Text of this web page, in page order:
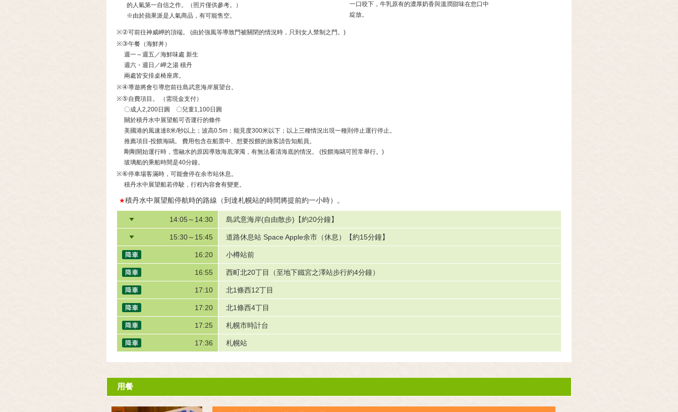
的人氣第一自信之作。（照片僅供參考。）
※由於蘋果派是人氣商品，有可能售空。
一口咬下，牛乳原有的濃厚奶香與溫潤甜味在您口中
綻放。
※②可前往神威岬的頂端。 (由於強風等導致門被關閉的情況時，只到女人禁制之門。)
※③午餐（海鮮丼）
週一～週五／海鮮味處 新生
週六・週日／岬之湯 積丹
兩處皆安排桌椅座席。
※④導遊將會引導您前往島武意海岸展望台。
※⑤自費項目。 （需現金支付）
〇成人2,200日圓 〇兒童1,100日圓
關於積丹水中展望船可否運行的條件
美國港的風速達8米/秒以上；波高0.5m；能見度300米以下；以上三種情況出現一種則停止運行停止。
推薦項目-投餵海鷗。 費用包含在船票中、想要投餵的旅客請告知船員。
剛剛開始運行時，雪融水的原因導致海底渾濁，有無法看清海底的情況。 (投餵海鷗可照常舉行。)
玻璃船的乘船時間是40分鐘。
※⑥停車場客滿時，可能會停在余市站休息。
積丹水中展望船若停駛，行程內容會有變更。
★積丹水中展望船停航時的路線（到達札幌站的時間將提前約一小時）。
14:05～14:30 島武意海岸(自由散步)【約20分鐘】
15:30～15:45 道路休息站 Space Apple余市（休息）【約15分鐘】
16:20 小樽站前
16:55 西町北20丁目（至地下鐵宮之澤站步行約4分鐘）
17:10 北1條西12丁目
17:20 北1條西4丁目
17:25 札幌市時計台
17:36 札幌站
用餐